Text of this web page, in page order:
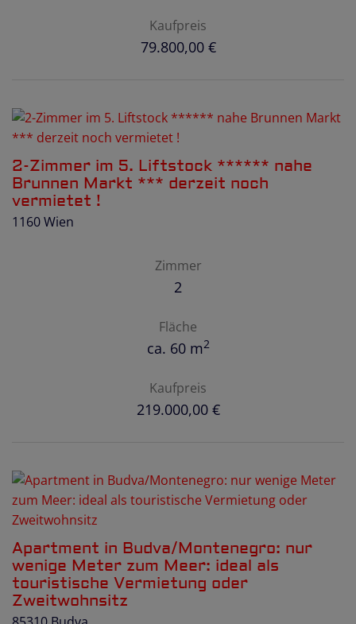
Kaufpreis
79.800,00 €
2-Zimmer im 5. Liftstock ****** nahe
Brunnen Markt *** derzeit noch
vermietet !
1160 Wien
Zimmer
2
Fläche
ca. 60 m2
Kaufpreis
219.000,00 €
Apartment in Budva/Montenegro: nur
wenige Meter zum Meer: ideal als
touristische Vermietung oder
Zweitwohnsitz